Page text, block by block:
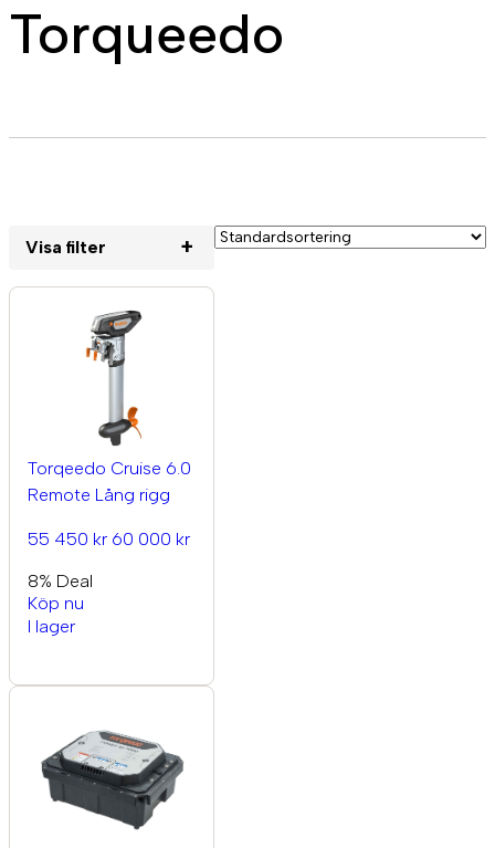
Torqueedo
Visa filter +
Torqeedo Cruise 6.0
Remote Lång rigg
55 450 kr 60 000 kr
8% Deal
Köp nu
I lager